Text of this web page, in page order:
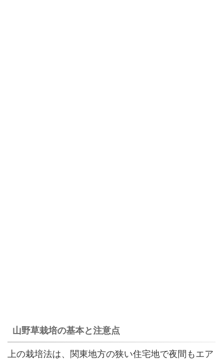
山野草栽培の基本と注意点
上の栽培法は、関東地方の狭い住宅地で夜間もエア